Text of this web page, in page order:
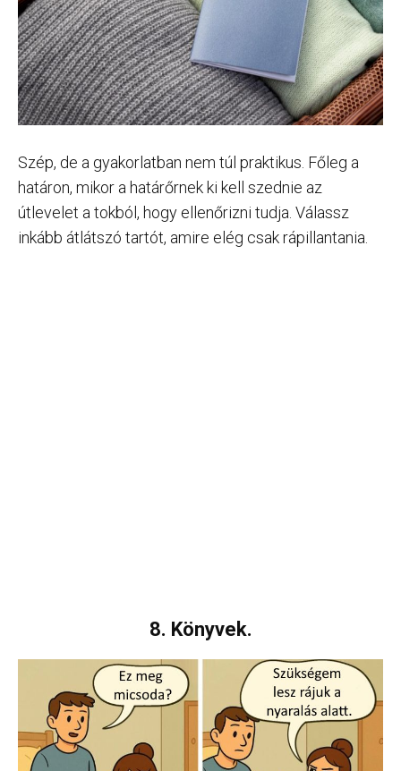
Szép, de a gyakorlatban nem túl praktikus. Főleg a
határon, mikor a határőrnek ki kell szednie az
útlevelet a tokból, hogy ellenőrizni tudja. Válassz
inkább átlátszó tartót, amire elég csak rápillantania.
8. Könyvek.